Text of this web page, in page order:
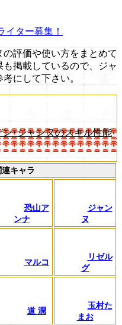
イター募集！
評価や使い方をまとめて
掲載しているので、ジャ
にして下さい。
･ジャンヌのスキル性能
キャラ
恐山ア
ンナ
ジャン
ヌ
マルコ
リゼル
グ
道 潤
玉村た
まお